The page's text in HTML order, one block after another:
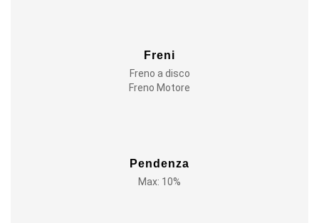
Freni
Freno a disco
Freno Motore
Pendenza
Max: 10%